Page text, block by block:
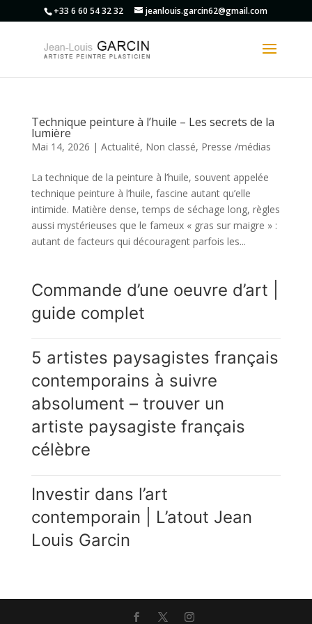
+33 6 60 54 32 32 jeanlouis.garcin62@gmail.com
Technique peinture à l’huile – Les secrets de la
lumière
Mai 14, 2026 | Actualité, Non classé, Presse /médias
La technique de la peinture à l’huile, souvent appelée
technique peinture à l’huile, fascine autant qu’elle
intimide. Matière dense, temps de séchage long, règles
aussi mystérieuses que le fameux « gras sur maigre » :
autant de facteurs qui découragent parfois les...
Commande d’une oeuvre d’art |
guide complet
5 artistes paysagistes français
contemporains à suivre
absolument – trouver un
artiste paysagiste français
célèbre
Investir dans l’art
contemporain | L’atout Jean
Louis Garcin